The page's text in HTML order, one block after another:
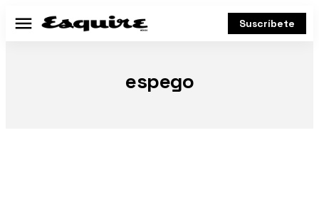
Menú Suscríbete
espego